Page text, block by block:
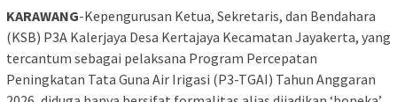
KARAWANG-Kepengurusan Ketua, Sekretaris, dan Bendahara
(KSB) P3A Kalerjaya Desa Kertajaya Kecamatan Jayakerta, yang
tercantum sebagai pelaksana Program Percepatan
Peningkatan Tata Guna Air Irigasi (P3-TGAI) Tahun Anggaran